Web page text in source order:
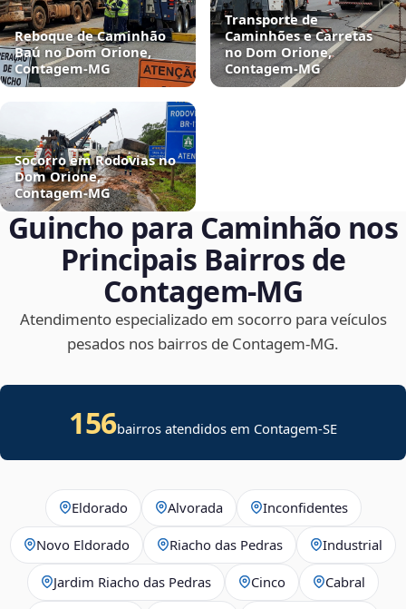
Reboque de Caminhão
Baú no Dom Orione,
Contagem‑MG
Transporte de
Caminhões e Carretas
no Dom Orione,
Contagem‑MG
Socorro em Rodovias no
Dom Orione,
Contagem‑MG
Guincho para Caminhão nos
Principais Bairros de
Contagem‑MG
Atendimento especializado em socorro para veículos
pesados nos bairros de Contagem‑MG.
156bairros atendidos em Contagem-SE
Eldorado Alvorada Inconfidentes
Novo Eldorado Riacho das Pedras Industrial
Jardim Riacho das Pedras Cinco Cabral